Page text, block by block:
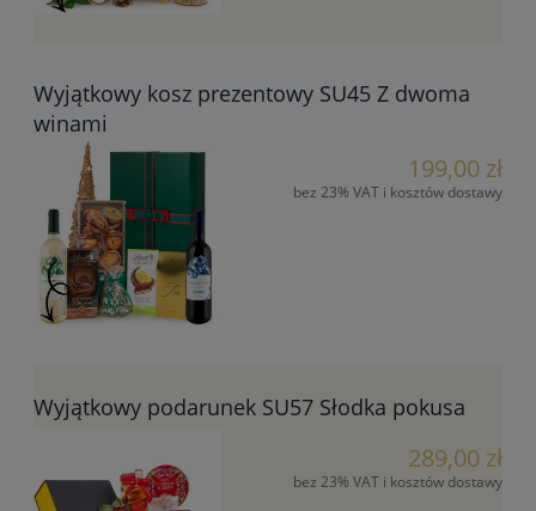
Wyjątkowy kosz prezentowy SU45 Z dwoma
winami
199,00 zł
bez 23% VAT i kosztów dostawy
Wyjątkowy podarunek SU57 Słodka pokusa
289,00 zł
bez 23% VAT i kosztów dostawy